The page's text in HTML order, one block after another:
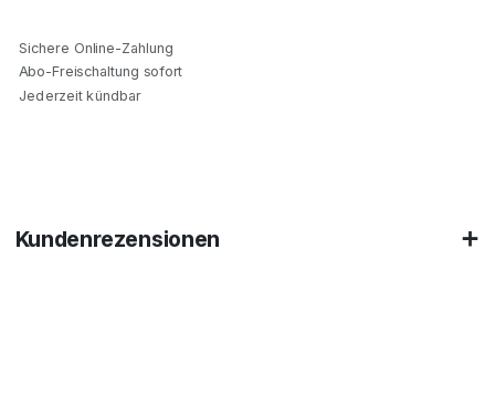
Sichere Online-Zahlung
Abo-Freischaltung sofort
Jederzeit kündbar
Kundenrezensionen